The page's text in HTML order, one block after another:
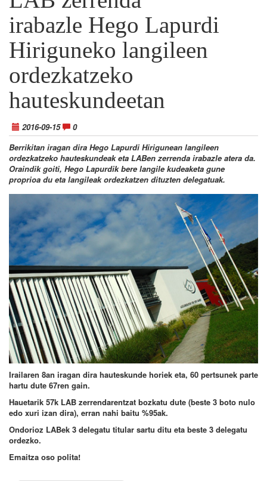
irabazle Hego Lapurdi
Hiriguneko langileen
ordezkatzeko
hauteskundeetan
2016-09-15
0
Berrikitan iragan dira Hego Lapurdi Hirigunean langileen
ordezkatzeko hauteskundeak eta LABen zerrenda irabazle atera da.
Oraindik goiti, Hego Lapurdik bere langile kudeaketa gune
proprioa du eta langileak ordezkatzen dituzten delegatuak.
Irailaren 8an iragan dira hauteskunde horiek eta, 60 pertsunek parte
hartu dute 67ren gain.
Hauetarik 57k LAB zerrendarentzat bozkatu dute (beste 3 boto nulo
edo xuri izan dira), erran nahi baitu %95ak.
Ondorioz LABek 3 delegatu titular sartu ditu eta beste 3 delegatu
ordezko.
Emaitza oso polita!